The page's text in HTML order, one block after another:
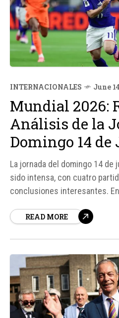
INTERNACIONALES June
Mundial 2026:
Análisis de la
Domingo 14 de
La jornada del domingo 14 de
sido intensa, con cuatro
conclusiones interesantes.
Bajos jugó contra Japón.
READ MORE